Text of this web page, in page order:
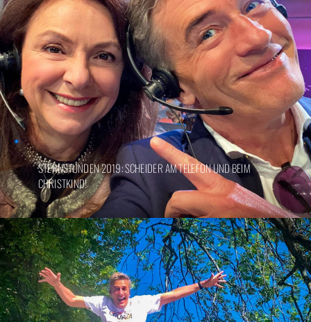
STERNSTUNDEN 2019: SCHEIDER AM TELEFON UND BEIM
CHRISTKIND!